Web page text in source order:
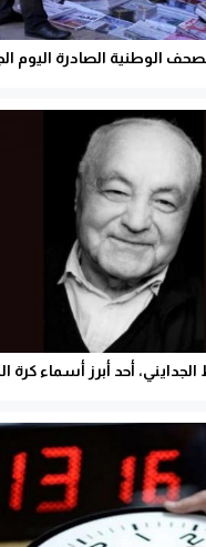
الوطنية الصادرة اليوم
أحد أبرز أسماء كرة